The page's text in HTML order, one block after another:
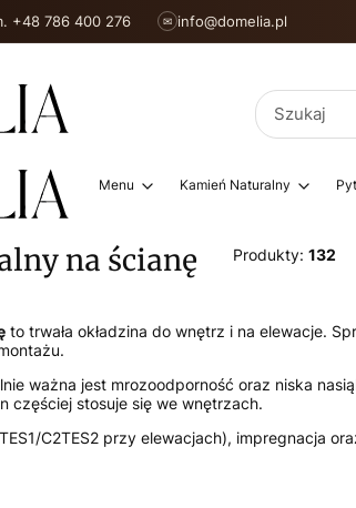
+48 786 400 276 ✉ info@domelia.pl
Menu Kamień Naturalny
na ścianę Produkty: 132
to trwała okładzina do wnętrz i na elewacje.
ważna jest mrozoodporność oraz niska
częściej stosuje się we wnętrzach.
C2TES2 przy elewacjach), impregnacja